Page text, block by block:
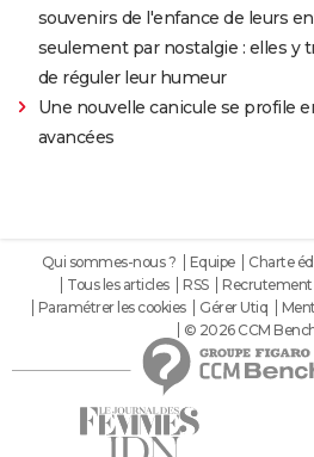
souvenirs de l'enfance de leurs
seulement par nostalgie : elles y
de réguler leur humeur
Une nouvelle canicule se profile
avancées
Qui sommes-nous ? Equipe Charte
Tous les articles
RSS Recrutement
Paramétrer les cookies
Gérer Utiq
© 2026 CCM